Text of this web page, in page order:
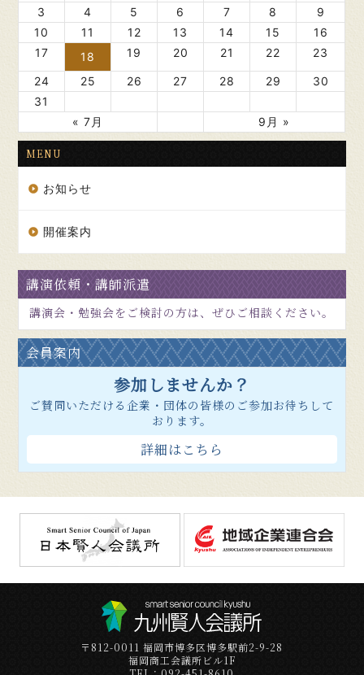
3
4 5 6 7 8
9
10
11 12 13 14 15
16
17
18 19 20 21 22 23
24 25 26 27 28 29
30
31
« 7月
9月 »
MENU
お知らせ
開催案内
講演依頼・講師派遣
講演会・勉強会をご検討の方は、ぜひご相談ください。
会員案内
参加しませんか？
ご賛同いただける企業・団体の皆様のご参加お待ちして
おります。
詳細はこちら
〒812-0011 福岡市博多区博多駅前2-9-28
福岡商工会議所ビル1F